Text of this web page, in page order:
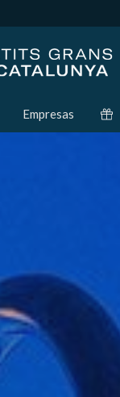
Empresas